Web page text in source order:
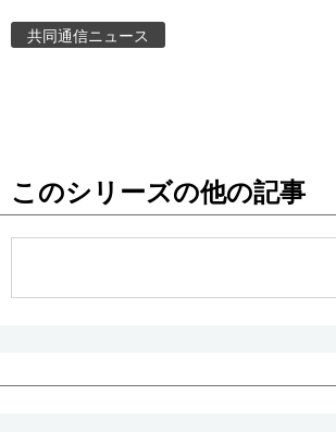
Images
共同通信ニュース
このシリーズの他の記事